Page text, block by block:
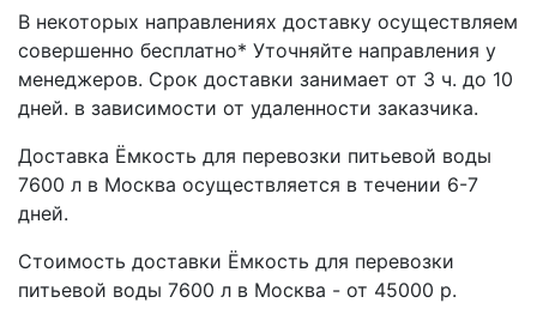
В некоторых направлениях доставку осуществляем
совершенно бесплатно* Уточняйте направления у
менеджеров. Срок доставки занимает от 3 ч. до 10
дней. в зависимости от удаленности заказчика.
Доставка Ёмкость для перевозки питьевой воды
7600 л в Москва осуществляется в течении 6-7
дней.
Стоимость доставки Ёмкость для перевозки
питьевой воды 7600 л в Москва - от 45000 р.